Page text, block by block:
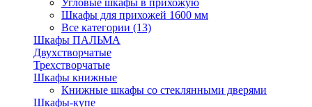
Угловые шкафы в прихожую
Шкафы для прихожей 1600 мм
Все категории (13)
Шкафы ПАЛЬМА
Двухстворчатые
Трехстворчатые
Шкафы книжные
Книжные шкафы со стеклянными дверями
Шкафы-купе